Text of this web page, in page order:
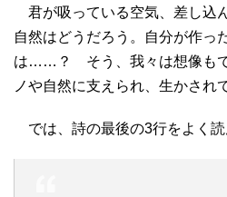
君が吸っている空気、差し込
自然はどうだろう。自分が作
は……？ そう、我々は想像も
ノや自然に支えられ、生かされ
では、詩の最後の3行をよく読